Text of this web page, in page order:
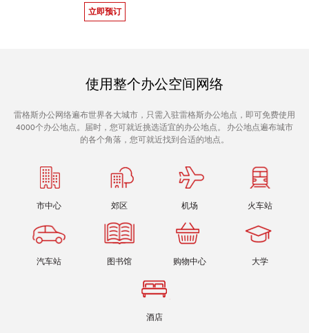
立即预订
使用整个办公空间网络
雷格斯办公网络遍布世界各大城市，只需入驻雷格斯办公地点，即可免费使用
4000个办公地点。届时，您可就近挑选适宜的办公地点。 办公地点遍布城市
的各个角落，您可就近找到合适的地点。
市中心 郊区 机场 火车站
汽车站 图书馆 购物中心 大学
酒店